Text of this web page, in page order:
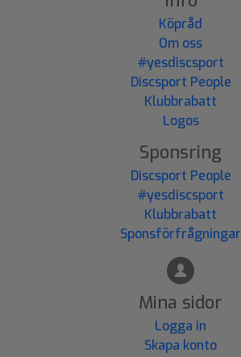
Köpråd
Om oss
#yesdiscsport
Discsport People
Klubbrabatt
Logos
Sponsring
Discsport People
#yesdiscsport
Klubbrabatt
Sponsförfrågningar
Mina sidor
Logga in
Skapa konto